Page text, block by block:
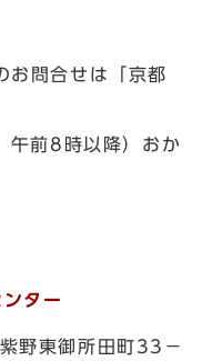
お問合せは「京都
前8時以降）おか
ター
野東御所田町33－